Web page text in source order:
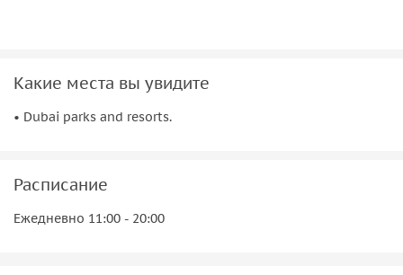
Какие места вы увидите
• Dubai parks and resorts.
Расписание
Ежедневно 11:00 - 20:00